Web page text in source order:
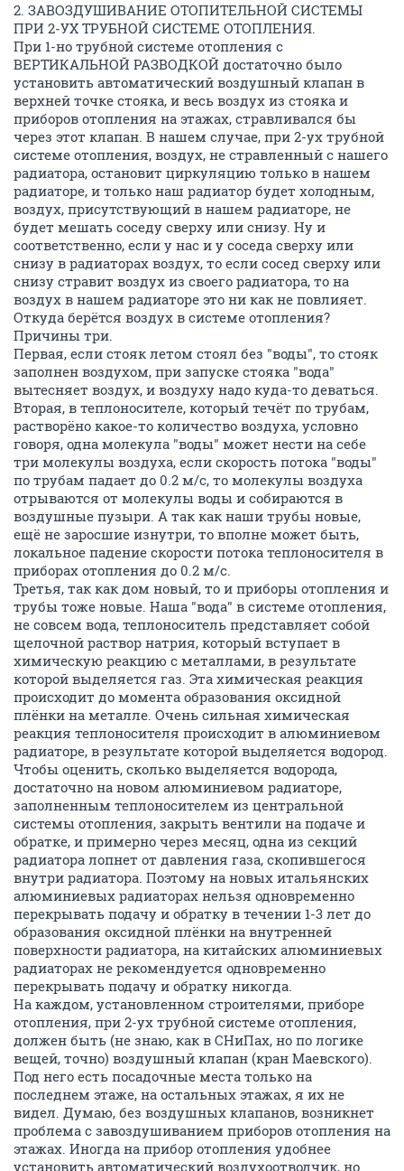
2. ЗАВОЗДУШИВАНИЕ ОТОПИТЕЛЬНОЙ СИСТЕМЫ
ПРИ 2-УХ ТРУБНОЙ СИСТЕМЕ ОТОПЛЕНИЯ.
При 1-но трубной системе отопления с
ВЕРТИКАЛЬНОЙ РАЗВОДКОЙ достаточно было
установить автоматический воздушный клапан в
верхней точке стояка, и весь воздух из стояка и
приборов отопления на этажах, стравливался бы
через этот клапан. В нашем случае, при 2-ух трубной
системе отопления, воздух, не стравленный с нашего
радиатора, остановит циркуляцию только в нашем
радиаторе, и только наш радиатор будет холодным,
воздух, присутствующий в нашем радиаторе, не
будет мешать соседу сверху или снизу. Ну и
соответственно, если у нас и у соседа сверху или
снизу в радиаторах воздух, то если сосед сверху или
снизу стравит воздух из своего радиатора, то на
воздух в нашем радиаторе это ни как не повлияет.
Откуда берётся воздух в системе отопления?
Причины три.
Первая, если стояк летом стоял без "воды", то стояк
заполнен воздухом, при запуске стояка "вода"
вытесняет воздух, и воздуху надо куда-то деваться.
Вторая, в теплоносителе, который течёт по трубам,
растворёно какое-то количество воздуха, условно
говоря, одна молекула "воды" может нести на себе
три молекулы воздуха, если скорость потока "воды"
по трубам падает до 0.2 м/с, то молекулы воздуха
отрываются от молекулы воды и собираются в
воздушные пузыри. А так как наши трубы новые,
ещё не заросшие изнутри, то вполне может быть,
локальное падение скорости потока теплоносителя в
приборах отопления до 0.2 м/с.
Третья, так как дом новый, то и приборы отопления и
трубы тоже новые. Наша "вода" в системе отопления,
не совсем вода, теплоноситель представляет собой
щелочной раствор натрия, который вступает в
химическую реакцию с металлами, в результате
которой выделяется газ. Эта химическая реакция
происходит до момента образования оксидной
плёнки на металле. Очень сильная химическая
реакция теплоносителя происходит в алюминиевом
радиаторе, в результате которой выделяется водород.
Чтобы оценить, сколько выделяется водорода,
достаточно на новом алюминиевом радиаторе,
заполненным теплоносителем из центральной
системы отопления, закрыть вентили на подаче и
обратке, и примерно через месяц, одна из секций
радиатора лопнет от давления газа, скопившегося
внутри радиатора. Поэтому на новых итальянских
алюминиевых радиаторах нельзя одновременно
перекрывать подачу и обратку в течении 1-3 лет до
образования оксидной плёнки на внутренней
поверхности радиатора, на китайских алюминиевых
радиаторах не рекомендуется одновременно
перекрывать подачу и обратку никогда.
На каждом, установленном строителями, приборе
отопления, при 2-ух трубной системе отопления,
должен быть (не знаю, как в СНиПах, но по логике
вещей, точно) воздушный клапан (кран Маевского).
Под него есть посадочные места только на
последнем этаже, на остальных этажах, я их не
видел. Думаю, без воздушных клапанов, возникнет
проблема с завоздушиванием приборов отопления на
этажах. Иногда на прибор отопления удобнее
установить автоматический воздухоотводчик, но